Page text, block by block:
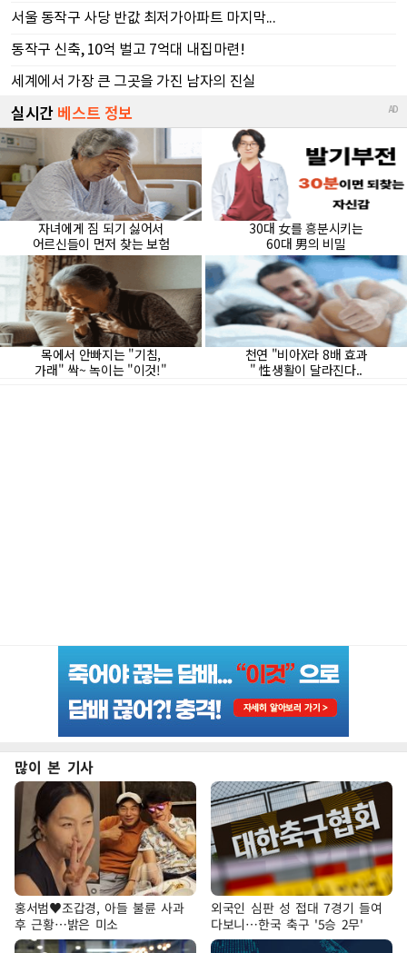
많이 본 기사
홍서범♥조갑경, 아들 불륜 사과
후 근황…밝은 미소
외국인 심판 성 접대 7경기 들여
다보니…한국 축구 '5승 2무'